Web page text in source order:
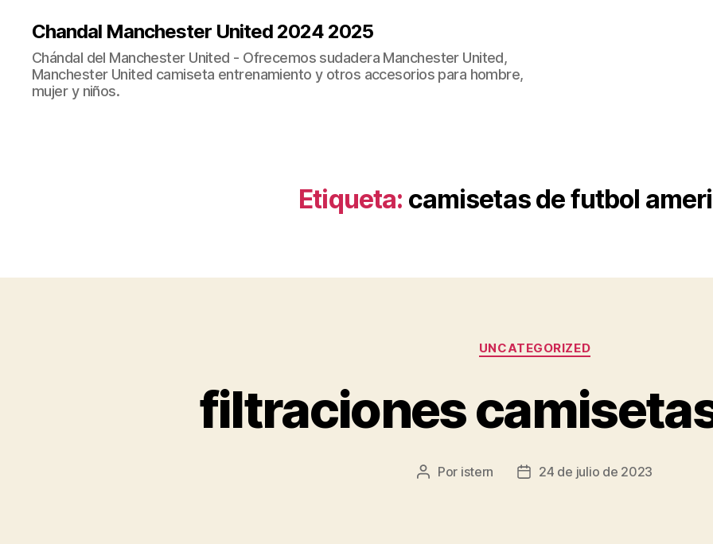
Chandal Manchester United 2024 2025
Chándal del Manchester United - Ofrecemos sudadera Manchester United,
Manchester United camiseta entrenamiento y otros accesorios para hombre,
mujer y niños.
Etiqueta: camisetas de futbol
Categorías
UNCATEGORIZED
filtraciones
Autor
Por istern
Fecha24 de julio de 2023